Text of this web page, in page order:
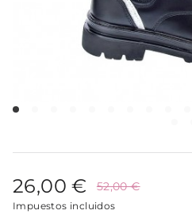
26,00 € 52,00 €
Impuestos incluidos